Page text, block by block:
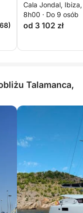
Cala Jondal,
8h00 · Do 9 osób
od 3 102 zł
Talamanca,